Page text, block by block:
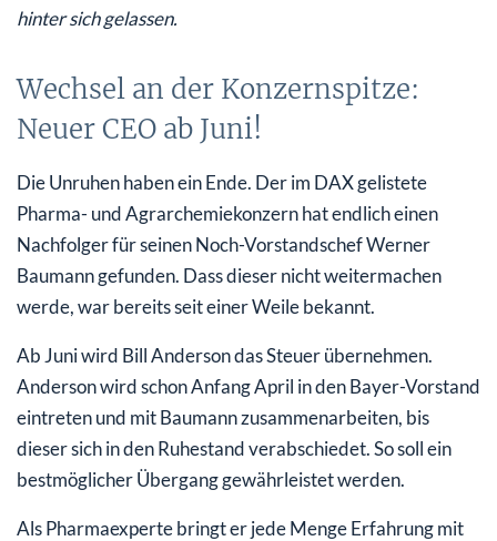
hinter sich gelassen.
Wechsel an der Konzernspitze:
Neuer CEO ab Juni!
Die Unruhen haben ein Ende. Der im DAX gelistete
Pharma- und Agrarchemiekonzern hat endlich einen
Nachfolger für seinen Noch-Vorstandschef Werner
Baumann gefunden. Dass dieser nicht weitermachen
werde, war bereits seit einer Weile bekannt.
Ab Juni wird Bill Anderson das Steuer übernehmen.
Anderson wird schon Anfang April in den Bayer-Vorstand
eintreten und mit Baumann zusammenarbeiten, bis
dieser sich in den Ruhestand verabschiedet. So soll ein
bestmöglicher Übergang gewährleistet werden.
Als Pharmaexperte bringt er jede Menge Erfahrung mit